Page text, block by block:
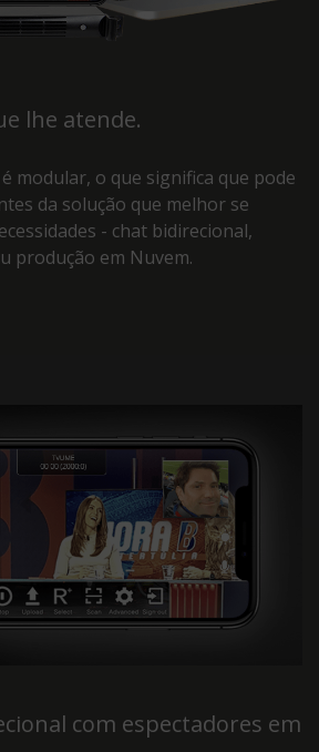
lhe atende.
é modular, o que significa que pode
da solução que melhor se
- chat bidirecional,
produção em Nuvem.
com espectadores em